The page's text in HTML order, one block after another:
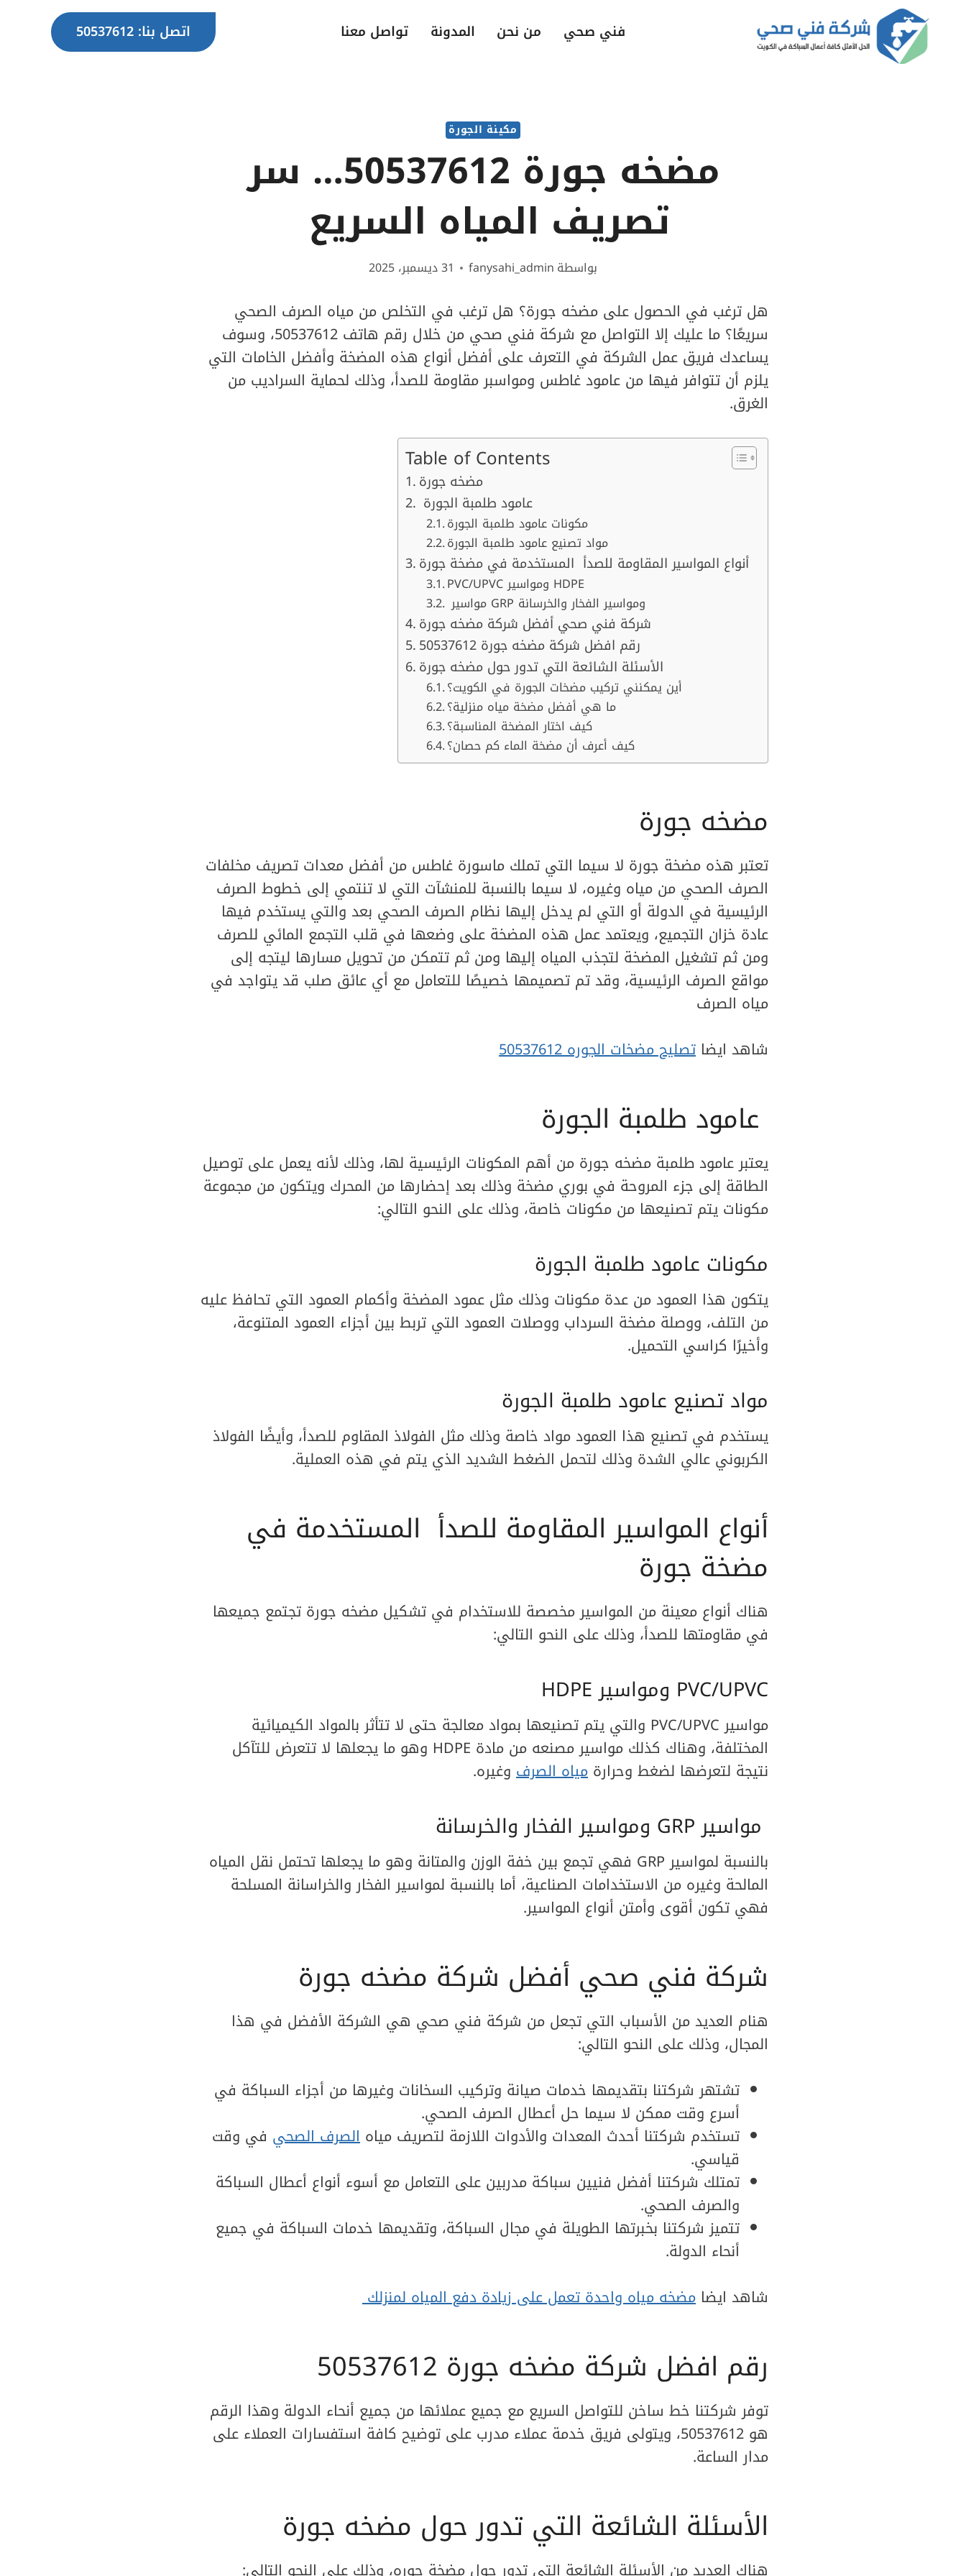
التجاوز
المحتوى
فني صحي من نحن المدونة تواصل معنا اتصل بنا: 50537612
مكينة الجورة
مضخه جورة 50537612… سر
تصريف المياه السريع
بواسطةfanysahi_admin 31 ديسمبر، 2025
هل ترغب في الحصول على مضخه جورة؟ هل ترغب في التخلص من مياه الصرف الصحي
سريعًا؟ ما عليك إلا التواصل مع شركة فني صحي من خلال رقم هاتف 50537612، وسوف
يساعدك فريق عمل الشركة في التعرف على أفضل أنواع هذه المضخة وأفضل الخامات التي
يلزم أن تتوافر فيها من عامود غاطس ومواسبر مقاومة للصدأ، وذلك لحماية السراديب من
الغرق.
Table of Contents
مضخه جورة
عامود طلمبة الجورة
مكونات عامود طلمبة الجورة
مواد تصنيع عامود طلمبة الجورة
أنواع المواسير المقاومة للصدأ المستخدمة في مضخة جورة
PVC/UPVC ومواسير HDPE
شركة فني صحي أفضل شركة مضخه جورة
رقم افضل شركة مضخه جورة 50537612
الأسئلة الشائعة التي تدور حول مضخه جورة
أين يمكنني تركيب مضخات الجورة في الكويت؟
ما هي أفضل مضخة مياه منزلية؟
كيف اختار المضخة المناسبة؟
كيف أعرف أن مضخة الماء كم حصان؟
مضخه جورة
تعتبر هذه مضخة جورة لا سيما التي تملك ماسورة غاطس من أفضل معدات تصريف مخلفات
الصرف الصحي من مياه وغيره، لا سيما بالنسبة للمنشآت التي لا تنتمي إلى خطوط الصرف
الرئيسية في الدولة أو التي لم يدخل إليها نظام الصرف الصحي بعد والتي يستخدم فيها
عادة خزان التجميع، ويعتمد عمل هذه المضخة على وضعها في قلب التجمع المائي للصرف
ومن ثم تشغيل المضخة لتجذب المياه إليها ومن ثم تتمكن من تحويل مسارها ليتجه إلى
مواقع الصرف الرئيسية، وقد تم تصميمها خصيصًا للتعامل مع أي عائق صلب قد يتواجد في
مياه الصرف
شاهد ايضا تصليح مضخات الجوره 50537612
عامود طلمبة الجورة
يعتبر عامود طلمبة مضخه جورة من أهم المكونات الرئيسية لها، وذلك لأنه يعمل على توصيل
الطاقة إلى جزء المروحة في بوري مضخة وذلك بعد إحضارها من المحرك ويتكون من مجموعة
مكونات يتم تصنيعها من مكونات خاصة، وذلك على النحو التالي:
مكونات عامود طلمبة الجورة
يتكون هذا العمود من عدة مكونات وذلك مثل عمود المضخة وأكمام العمود التي تحافظ عليه
من التلف، ووصلة مضخة السرداب ووصلات العمود التي تربط بين أجزاء العمود المتنوعة،
وأخيرًا كراسي التحميل.
مواد تصنيع عامود طلمبة الجورة
يستخدم في تصنيع هذا العمود مواد خاصة وذلك مثل الفولاذ المقاوم للصدأ، وأيضًا الفولاذ
الكربوني عالي الشدة وذلك لتحمل الضغط الشديد الذي يتم في هذه العملية.
أنواع المواسير المقاومة للصدأ المستخدمة في
مضخة جورة
هناك أنواع معينة من المواسير مخصصة للاستخدام في تشكيل مضخه جورة تجتمع جميعها
في مقاومتها للصدأ، وذلك على النحو التالي:
PVC/UPVC ومواسير HDPE
مواسير PVC/UPVC والتي يتم تصنيعها بمواد معالجة حتى لا تتأثر بالمواد الكيميائية
المختلفة، وهناك كذلك مواسير مصنعه من مادة HDPE وهو ما يجعلها لا تتعرض للتآكل
نتيجة لتعرضها لضغط وحرارة مياه الصرف وغيره.
مواسير GRP ومواسير الفخار والخرسانة
بالنسبة لمواسير GRP فهي تجمع بين خفة الوزن والمتانة وهو ما يجعلها تحتمل نقل المياه
المالحة وغيره من الاستخدامات الصناعية، أما بالنسبة لمواسير الفخار والخراسانة المسلحة
فهي تكون أقوى وأمتن أنواع المواسير.
شركة فني صحي أفضل شركة مضخه جورة
هنام العديد من الأسباب التي تجعل من شركة فني صحي هي الشركة الأفضل في هذا
المجال، وذلك على النحو التالي:
تشتهر شركتنا بتقديمها خدمات صيانة وتركيب السخانات وغيرها من أجزاء السباكة في
أسرع وقت ممكن لا سيما حل أعطال الصرف الصحي.
تستخدم شركتنا أحدث المعدات والأدوات اللازمة لتصريف مياه الصرف الصحي في وقت
قياسي.
تمتلك شركتنا أفضل فنيين سباكة مدربين على التعامل مع أسوء أنواع أعطال السباكة
والصرف الصحي.
تتميز شركتنا بخبرتها الطويلة في مجال السباكة، وتقديمها خدمات السباكة في جميع
أنحاء الدولة.
شاهد ايضا مضخه مياه واحدة تعمل على زيادة دفع المياه لمنزلك
رقم افضل شركة مضخه جورة 50537612
توفر شركتنا خط ساخن للتواصل السريع مع جميع عملائها من جميع أنحاء الدولة وهذا الرقم
هو 50537612، ويتولى فريق خدمة عملاء مدرب على توضيح كافة استفسارات العملاء على
مدار الساعة.
الأسئلة الشائعة التي تدور حول مضخه جورة
هناك العديد من الأسئلة الشائعة التي تدور حول مضخة جوره، وذلك على النحو التالي: